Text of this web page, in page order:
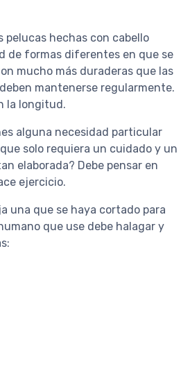
pelucas hechas con cabello
de formas diferentes en que se
mucho más duraderas que las
mantenerse regularmente.
la longitud.
alguna necesidad particular
solo requiera un cuidado y un
elaborada? Debe pensar en
ejercicio.
una que se haya cortado para
que use debe halagar y